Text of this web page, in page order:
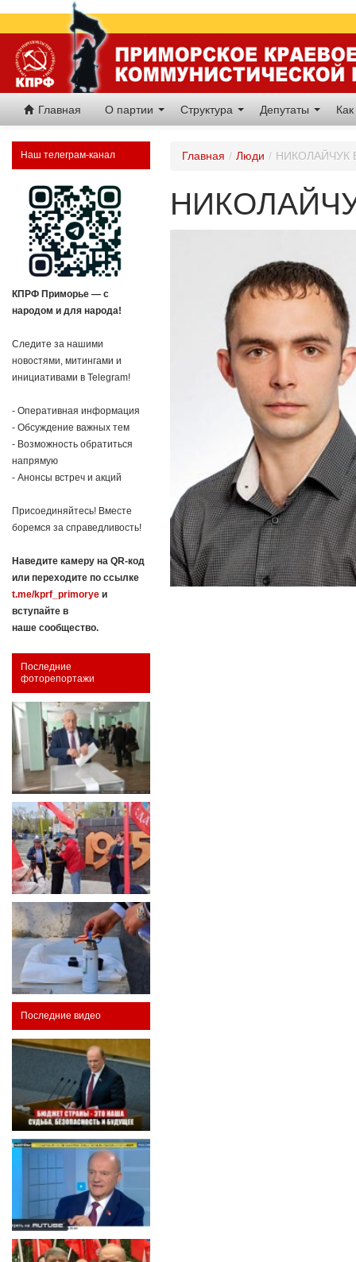
Главная О партии Структура Депутаты
Наш телеграм-канал
КПРФ Приморье — с
народом и для народа!
Следите за нашими
новостями, митингами и
инициативами в Telegram!
- Оперативная информация
- Обсуждение важных тем
- Возможность обратиться
напрямую
- Анонсы встреч и акций
Присоединяйтесь! Вместе
боремся за справедливость!
Наведите камеру на QR-код
или переходите по ссылке
t.me/kprf_primorye и
вступайте в
наше сообщество.
Последние
фоторепортажи
Последние видео
Главная / Люди / НИКОЛАЙЧУК